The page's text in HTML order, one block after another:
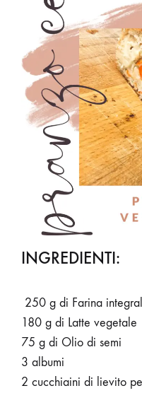
INGREDIENTI:
250 g di Farina
180 g di Latte vegetale
75 g di Olio di semi
3 albumi
2 cucchiaini di lievito